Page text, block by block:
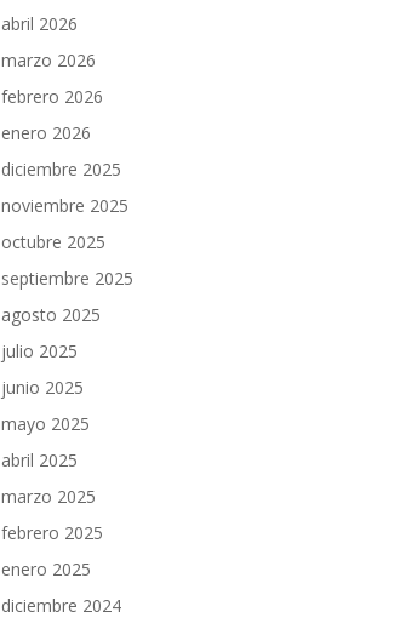
abril 2026
marzo 2026
febrero 2026
enero 2026
diciembre 2025
noviembre 2025
octubre 2025
septiembre 2025
agosto 2025
julio 2025
junio 2025
mayo 2025
abril 2025
marzo 2025
febrero 2025
enero 2025
diciembre 2024